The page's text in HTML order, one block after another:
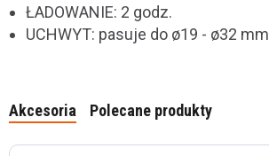
ŁADOWANIE: 2 godz.
UCHWYT: pasuje do ø19 - ø32 mm
Akcesoria Polecane produkty